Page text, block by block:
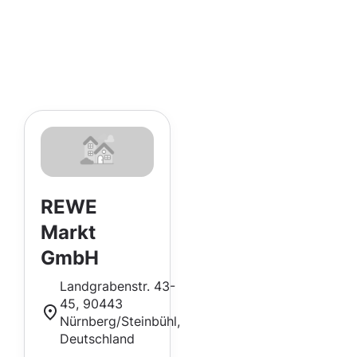
REWE
Markt
GmbH
Landgrabenstr. 43-
45, 90443
Nürnberg/Steinbühl,
Deutschland